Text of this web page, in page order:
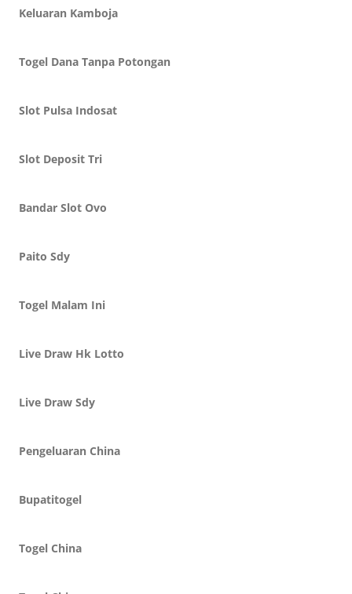
Keluaran Kamboja
Togel Dana Tanpa Potongan
Slot Pulsa Indosat
Slot Deposit Tri
Bandar Slot Ovo
Paito Sdy
Togel Malam Ini
Live Draw Hk Lotto
Live Draw Sdy
Pengeluaran China
Bupatitogel
Togel China